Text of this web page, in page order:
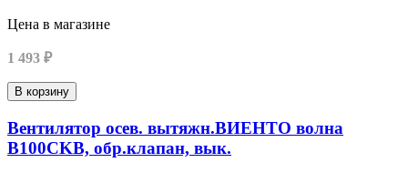
Цена в магазине
1 493 ₽
В корзину
Вентилятор осев. вытяжн.ВИЕНТО волна
В100СKВ, обр.клапан, вык.